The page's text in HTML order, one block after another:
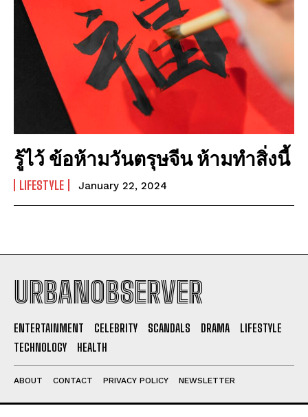
I WANT IN
I've read and accept the
รู้ไว้ ข้อห้ามวันตรุษจีน ห้ามทำสิ่งนี้
LIFESTYLE January 22, 2024
URBANOBSERVER
ENTERTAINMENT CELEBRITY SCANDALS DRAMA
LIFESTYLE
TECHNOLOGY
HEALTH
ABOUT CONTACT PRIVACY POLICY NEWSLETTER